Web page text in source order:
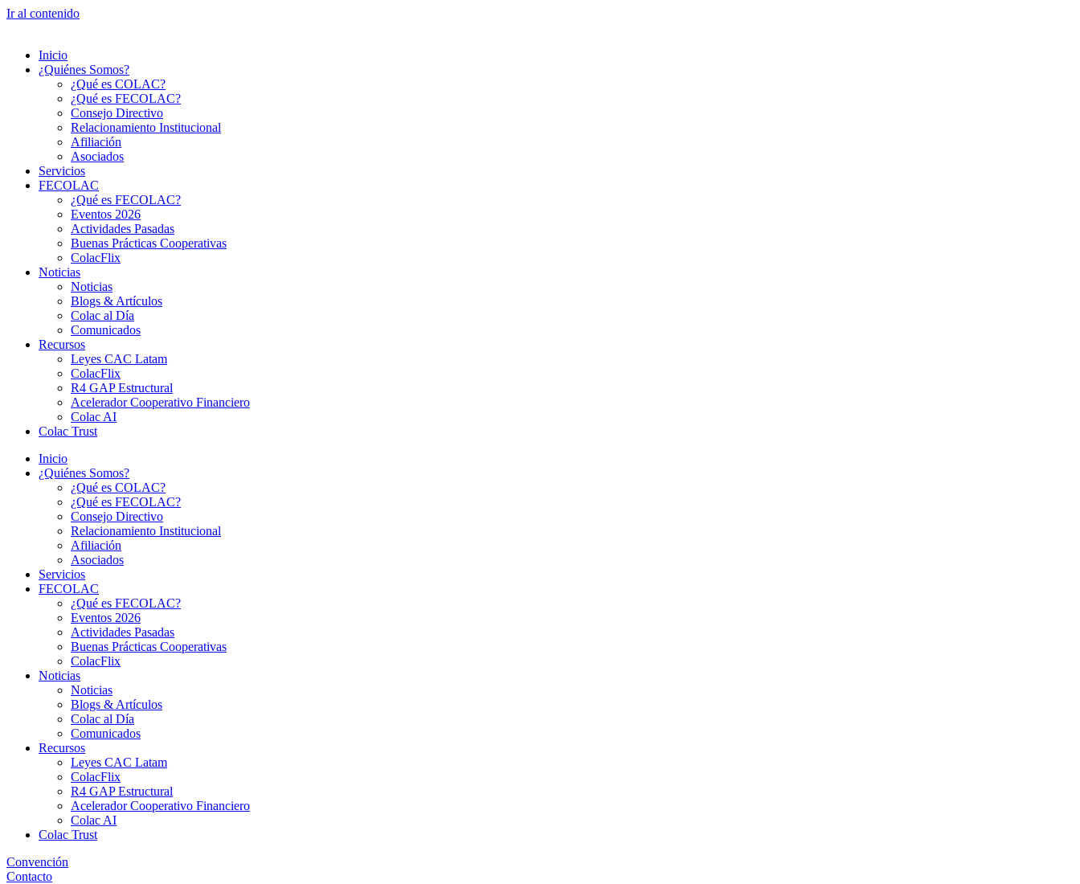
Ir al contenido
Inicio
¿Quiénes Somos?
¿Qué es COLAC?
¿Qué es FECOLAC?
Consejo Directivo
Relacionamiento Institucional
Afiliación
Asociados
Servicios
FECOLAC
¿Qué es FECOLAC?
Eventos 2026
Actividades Pasadas
Buenas Prácticas Cooperativas
ColacFlix
Noticias
Noticias
Blogs & Artículos
Colac al Día
Comunicados
Recursos
Leyes CAC Latam
ColacFlix
R4 GAP Estructural
Acelerador Cooperativo Financiero
Colac AI
Colac Trust
Inicio
¿Quiénes Somos?
¿Qué es COLAC?
¿Qué es FECOLAC?
Consejo Directivo
Relacionamiento Institucional
Afiliación
Asociados
Servicios
FECOLAC
¿Qué es FECOLAC?
Eventos 2026
Actividades Pasadas
Buenas Prácticas Cooperativas
ColacFlix
Noticias
Noticias
Blogs & Artículos
Colac al Día
Comunicados
Recursos
Leyes CAC Latam
ColacFlix
R4 GAP Estructural
Acelerador Cooperativo Financiero
Colac AI
Colac Trust
Convención
Contacto